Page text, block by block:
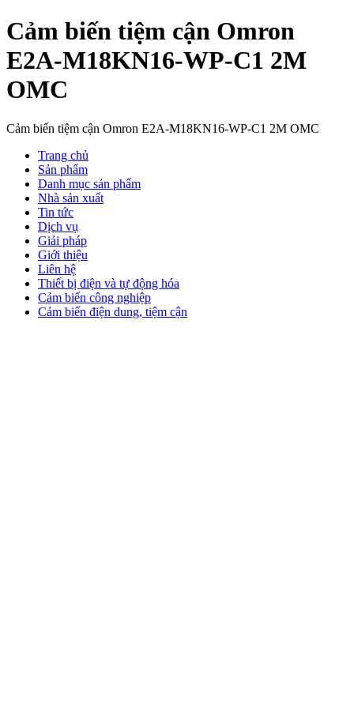
Cảm biến tiệm cận Omron
E2A-M18KN16-WP-C1 2M
OMC
Cảm biến tiệm cận Omron E2A-M18KN16-WP-C1 2M OMC
Trang chủ
Sản phẩm
Danh mục sản phẩm
Nhà sản xuất
Tin tức
Dịch vụ
Giải pháp
Giới thiệu
Liên hệ
Thiết bị điện và tự động hóa
Cảm biến công nghiệp
Cảm biến điện dung, tiệm cận